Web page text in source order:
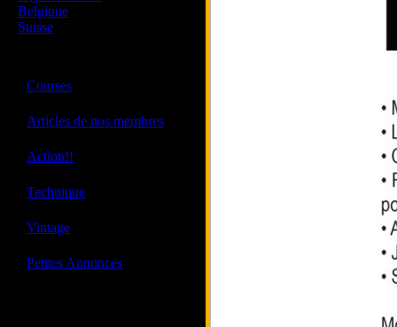
Belgique
Suisse
Courses
Articles de nos membres
Action!!
Technique
Vintage
Petites Annonces